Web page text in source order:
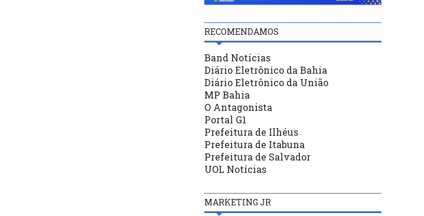
RECOMENDAMOS
Band Notícias
Diário Eletrônico da Bahia
Diário Eletrônico da União
MP Bahia
O Antagonista
Portal G1
Prefeitura de Ilhéus
Prefeitura de Itabuna
Prefeitura de Salvador
UOL Notícias
MARKETING JR